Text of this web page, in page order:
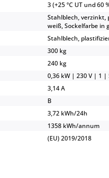
3 (+25 °C UT und 60
Stahlblech, verzinkt,
weiß, Sockelfarbe in
Stahlblech,
300 kg
240 kg
0,36 kW | 230 V | 1 |
3,14 A
B
3,72 kWh/24h
1358 kWh/annum
(EU) 2019/2018